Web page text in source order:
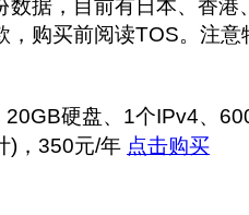
数据，目前有日本、香港
，购买前阅读TOS。注
硬盘、1个IPv4、
)，350元/年 点击购买